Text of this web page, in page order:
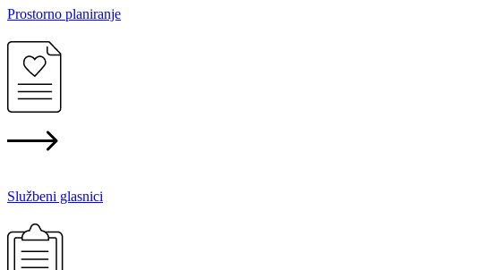
Prostorno planiranje
Službeni glasnici